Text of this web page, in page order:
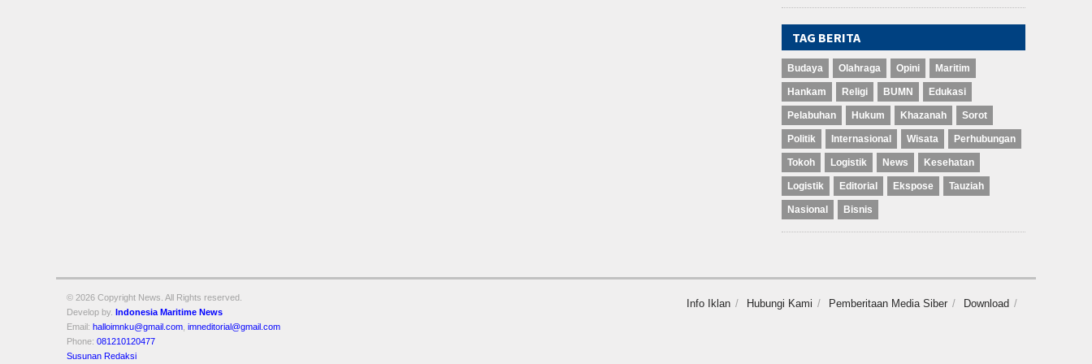
TAG BERITA
Budaya Olahraga Opini Maritim
Hankam Religi BUMN Edukasi
Pelabuhan Hukum Khazanah Sorot
Politik Internasional Wisata Perhubungan
Tokoh Logistik News Kesehatan
Logistik Editorial Ekspose Tauziah
Nasional Bisnis
Info Iklan Hubungi Kami Pemberitaan Media Siber Download
© 2026 Copyright News. All Rights reserved.
Develop by. Indonesia Maritime News
Email: halloimnku@gmail.com imneditorial@gmail.com
Phone: 081210120477
Susunan Redaksi